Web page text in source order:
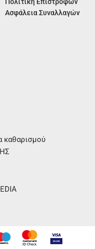
Ασφάλεια Συναλλαγών
καθαρισμού